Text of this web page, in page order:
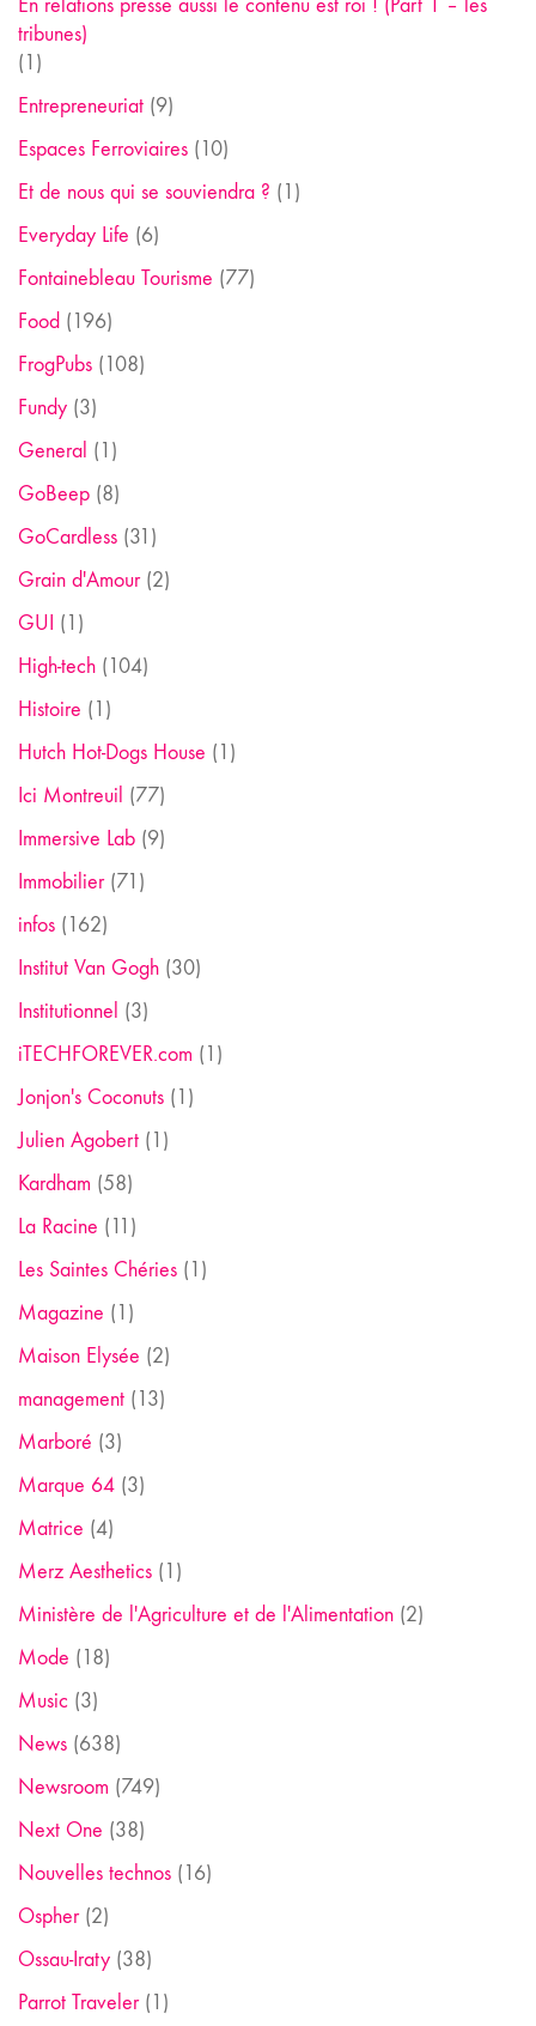
En relations presse aussi le contenu est roi ! (Part 1 – les
tribunes)
(1)
Entrepreneuriat (9)
Espaces Ferroviaires (10)
Et de nous qui se souviendra ? (1)
Everyday Life (6)
Fontainebleau Tourisme (77)
Food (196)
FrogPubs (108)
Fundy (3)
General (1)
GoBeep (8)
GoCardless (31)
Grain d'Amour(2)
GUI (1)
High-tech (104)
Histoire (1)
Hutch Hot-Dogs House (1)
Ici Montreuil (77)
Immersive Lab (9)
Immobilier(71)
infos (162)
Institut Van Gogh (30)
Institutionnel (3)
iTECHFOREVER.com (1)
Jonjon's Coconuts (1)
Julien Agobert (1)
Kardham (58)
La Racine (11)
Les Saintes Chéries (1)
Magazine (1)
Maison Elysée (2)
management (13)
Marboré (3)
Marque 64 (3)
Matrice (4)
Merz Aesthetics (1)
Ministère de l'Agriculture et de l'Alimentation (2)
Mode (18)
Music (3)
News (638)
Newsroom (749)
Next One (38)
Nouvelles technos (16)
Ospher(2)
Ossau-Iraty (38)
Parrot Traveler(1)